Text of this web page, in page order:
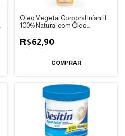
Óleo Vegetal Corporal Infantil
100% Natural com Óleo
R$62,90